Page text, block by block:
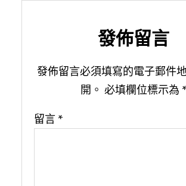
發佈留言
發佈留言必須填寫的電子郵件
開。 必填欄位標示為 *
留言 *